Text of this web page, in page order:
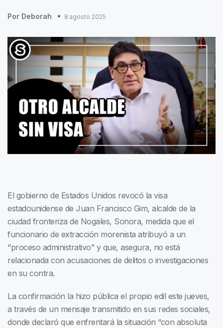
Por Deborah 8 agosto 2025
El gobierno de Estados Unidos revocó la visa
estadounidense de Juan Francisco Gim, alcalde de la
ciudad fronteriza de Nogales, Sonora, medida que el
funcionario de extracción morenista atribuyó a un
“proceso administrativo” y que, asegura, no está
relacionada con acusaciones de delitos o investigaciones
en su contra.
La confirmación la hizo pública el propio edil este jueves,
a través de un mensaje transmitido en sus redes sociales,
donde declaró que enfrentará la situación “con absoluta